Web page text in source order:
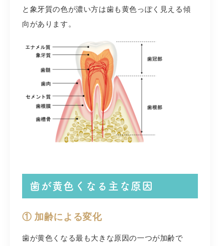
と象牙質の色が濃い方は歯も黄色っぽく見える傾
向があります。
歯が黄色くなる主な原因
① 加齢による変化
歯が黄色くなる最も大きな原因の一つが加齢で